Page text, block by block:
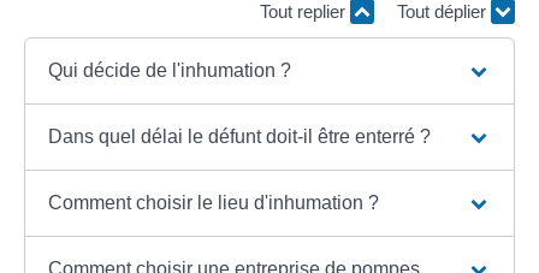
Tout replier Tout déplier
Qui décide de l'inhumation ?
Dans quel délai le défunt doit-il être enterré ?
Comment choisir le lieu d'inhumation ?
Comment choisir une entreprise de pompes